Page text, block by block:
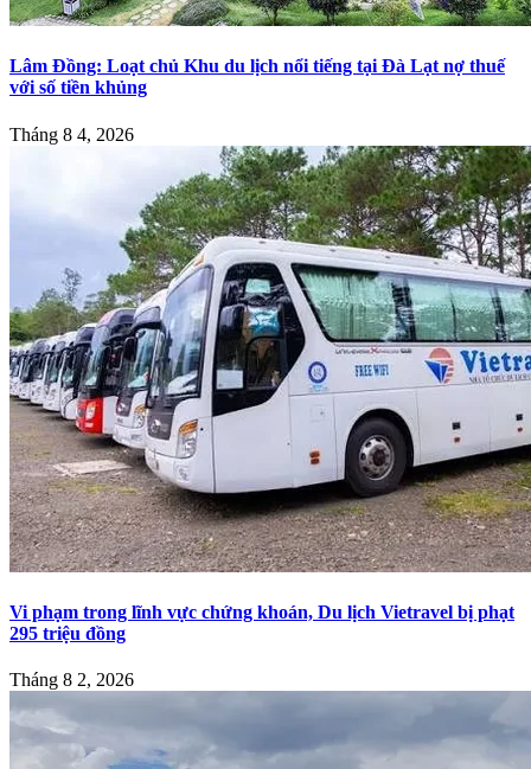
Lâm Đồng: Loạt chủ Khu du lịch nổi tiếng tại Đà Lạt nợ thuế
với số tiền khủng
Tháng 8 4, 2026
Vi phạm trong lĩnh vực chứng khoán, Du lịch Vietravel bị phạt
295 triệu đồng
Tháng 8 2, 2026